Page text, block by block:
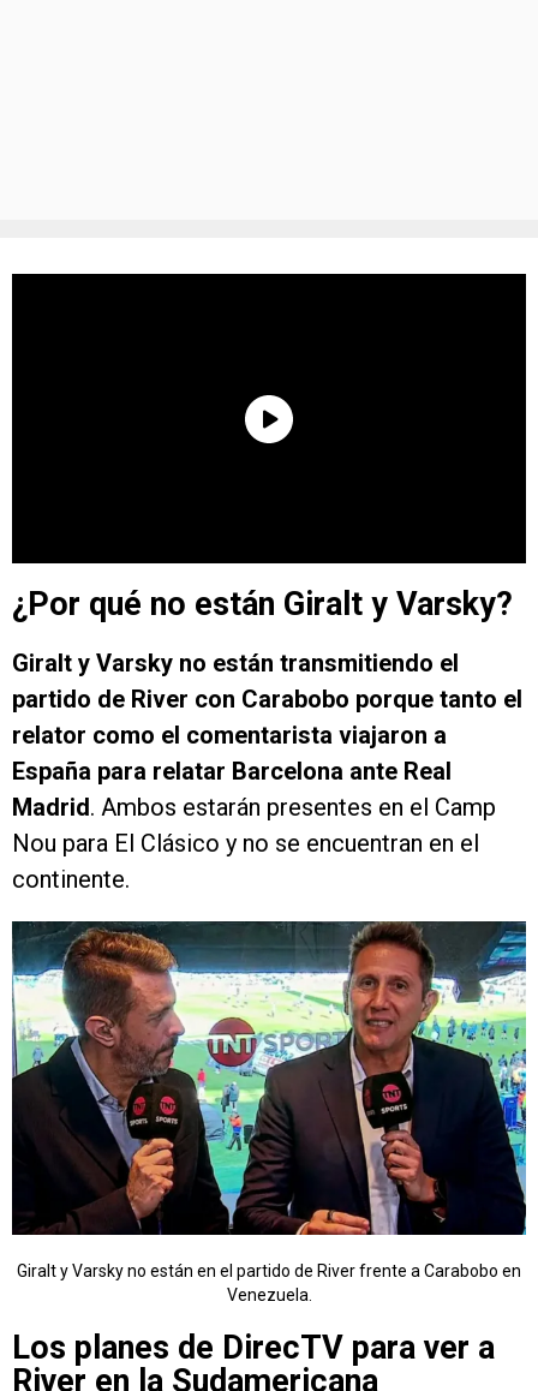
¿Por qué no están Giralt y Varsky?
Giralt y Varsky no están transmitiendo el
partido de River con Carabobo porque tanto el
relator como el comentarista viajaron a
España para relatar Barcelona ante Real
Madrid. Ambos estarán presentes en el Camp
Nou para El Clásico y no se encuentran en el
continente.
Giralt y Varsky no están en el partido de River frente a Carabobo en
Venezuela.
Los planes de DirecTV para ver a
River en la Sudamericana